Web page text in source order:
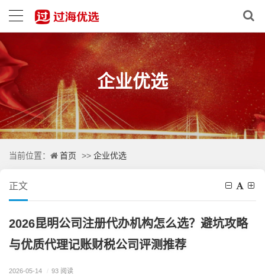
企业优选
当前位置： 首页 >> 企业优选
正文
2026昆明公司注册代办机构怎么选？避坑攻略
与优质代理记账财税公司评测推荐
2026-05-14 / 93 阅读